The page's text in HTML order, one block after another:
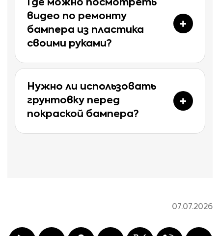
Где можно посмотреть
видео по ремонту
бампера из пластика
своими руками?
Нужно ли использовать
грунтовку перед
покраской бампера?
07.07.2026